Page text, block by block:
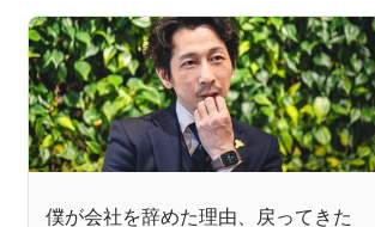
僕が会社を辞めた理由、戻ってきた